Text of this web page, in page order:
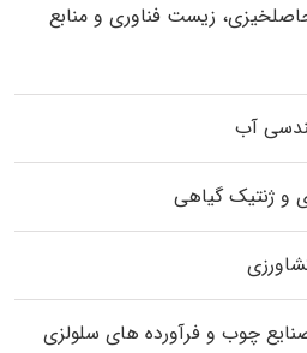
زیست فناوری و منابع
آب
و ژنتیک گیاهی
چوب و فرآورده‌ های سلولزی